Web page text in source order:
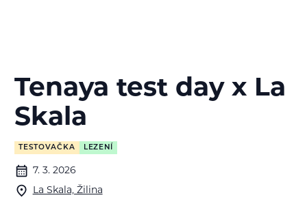
Tenaya test day x La
Skala
TESTOVAČKA LEZENÍ
7. 3. 2026
La Skala, Žilina